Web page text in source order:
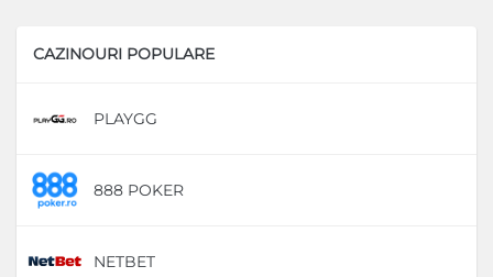
CAZINOURI POPULARE
PLAYGG
888 POKER
NETBET